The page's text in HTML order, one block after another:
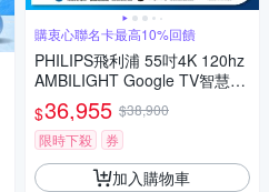
購衷心聯名卡最高10%回饋
PHILIPS飛利浦 55吋4K 120hz
AMBILIGHT Google TV智慧顯
示器 55PUH8808 (送基本安裝)
$36,955 $38,900
限時下殺
券
加入購物車